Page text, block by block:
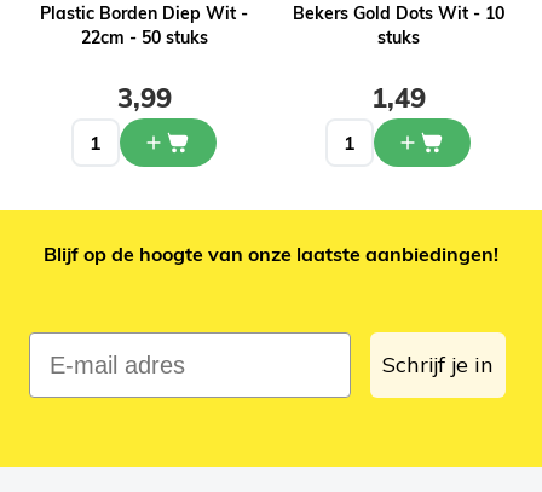
Plastic Borden Diep Wit -
22cm - 50 stuks
3,99
Bekers Gold Dots Wit - 10
stuks
1,49
Blijf op de hoogte van onze laatste aanbiedingen!
E-mail adres
Schrijf je in